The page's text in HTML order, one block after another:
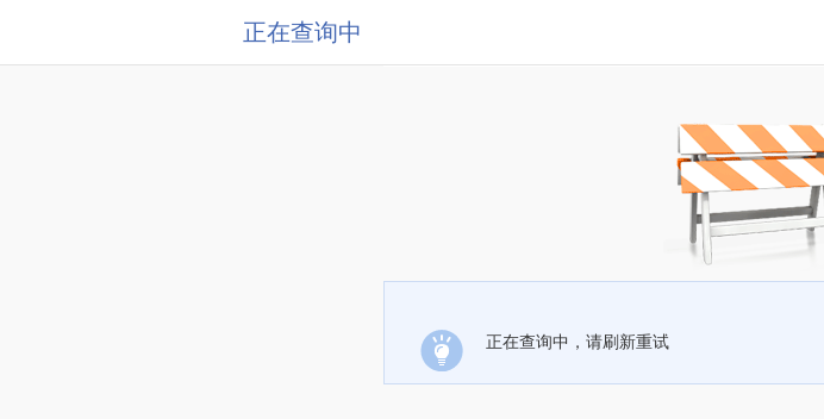
正在查询中
正在查询中，请刷新重试